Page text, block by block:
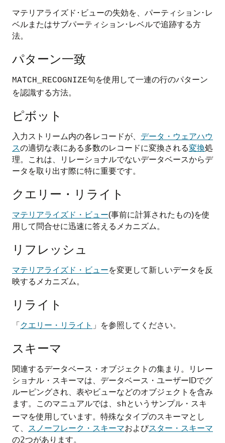
マテリアライズド･ビューの失効を、パーティション･レ
ベルまたはサブパーティション･レベルで追跡する方
法。
パターン一致
MATCH_RECOGNIZE句を使用して一連の行のパターン
を認識する方法。
ピボット
入力ストリーム内の各レコードが、 データ・ウェアハウ
スの適切な表にある多数のレコードに変換される変換処
理。これは、リレーショナルでないデータベースからデ
ータを取り出す際に特に重要です。
クエリー・リライト
マテリアライズド・ビュー(事前に計算されたもの)を使
用して問合せに迅速に答えるメカニズム。
リフレッシュ
マテリアライズド・ビューを変更して新しいデータを反
映するメカニズム。
リライト
「クエリー・リライト 」を参照してください。
スキーマ
関連するデータベース・オブジェクトの集まり。リレー
ショナル・スキーマは、データベース・ユーザーIDでグ
ルーピングされ、表やビューなどのオブジェクトを含み
ます。このマニュアルでは、
shというサンプル・スキ
ーマを使用しています。特殊なタイプのスキーマとし
て、 スノーフレーク・スキーマおよびスター・スキーマ
の2つがあります。